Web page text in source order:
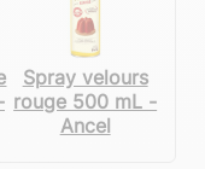
Spray velours
rouge 500 mL -
Ancel